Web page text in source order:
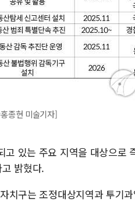
종현 미술기자]
있는 주요 지역을 대상으로
밝혔다.
치구는 조정대상지역과 투기